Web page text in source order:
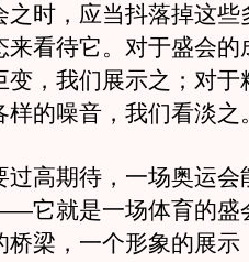
之时，应当抖落掉这些
来看待它。对于盛会的
变，我们展示之；对于
样的噪音，我们看淡之
高期待，一场奥运会
它就是一场体育的盛
桥梁，一个形象的展示